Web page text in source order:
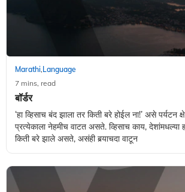
Marathi, Language
7 mins, read
बॉर्डर
‘हा व्हिसाच बंद झाला तर किती बरे होईल ना!’ असे पर्यटन
प्रत्येकाला नेहमीच वाटत असते. व्हिसाच काय, देशांमधल्या
किती बरे झाले असते, असंही बर्‍याचदा वाटून